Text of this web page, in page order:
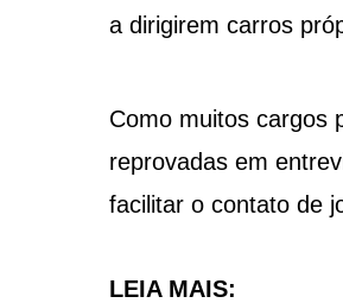
a dirigirem carros
Como muitos cargos
reprovadas em
facilitar o contato de
LEIA MAIS: